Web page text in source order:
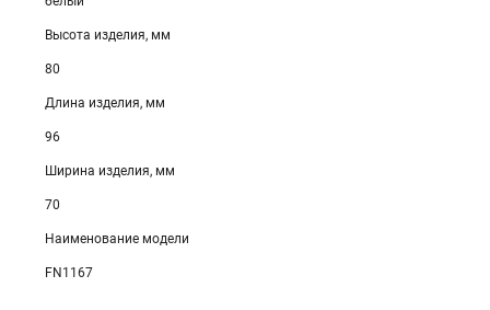
Высота изделия, мм
80
Длина изделия, мм
96
Ширина изделия, мм
70
Наименование модели
FN1167